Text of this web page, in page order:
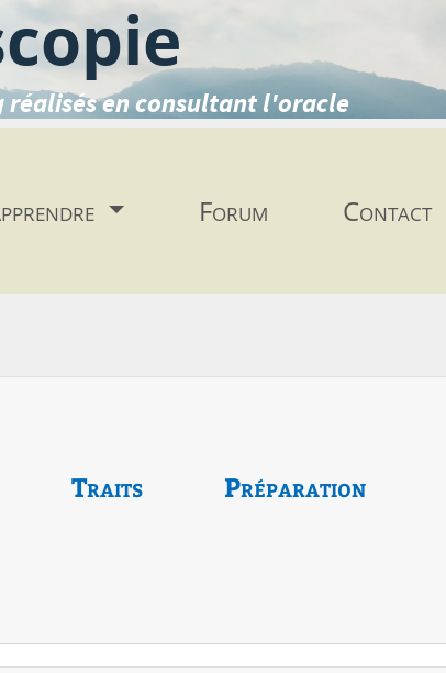
réalisés en consultant l'oracle
Forum Contact
Traits Préparation